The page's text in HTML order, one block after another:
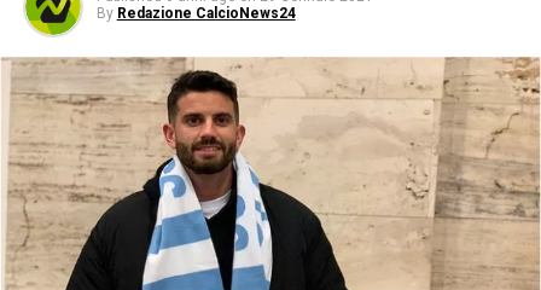
By Redazione CalcioNews24